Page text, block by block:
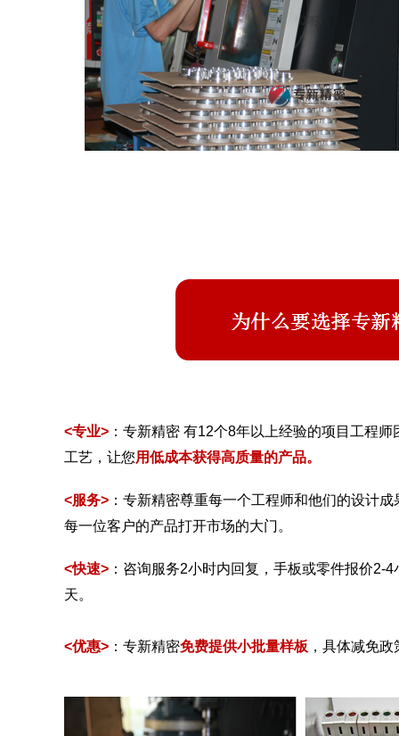
<专业> ：专新精密 有12个8年以上经验的项目工程
工艺，让您用低成本获得高质量的产品。
<服务> ：专新精密尊重每一个工程师和他们的设计
每一位客户的产品打开市场的大门。
<快速> ：咨询服务2小时内回复，手板或零件报价2-
天。
<优惠> ：专新精密免费提供小批量样板 ，具体减免政